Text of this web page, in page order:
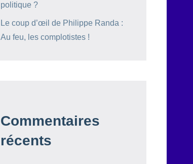
politique ?
Le coup d’œil de Philippe Randa :
Au feu, les complotistes !
Commentaires
récents